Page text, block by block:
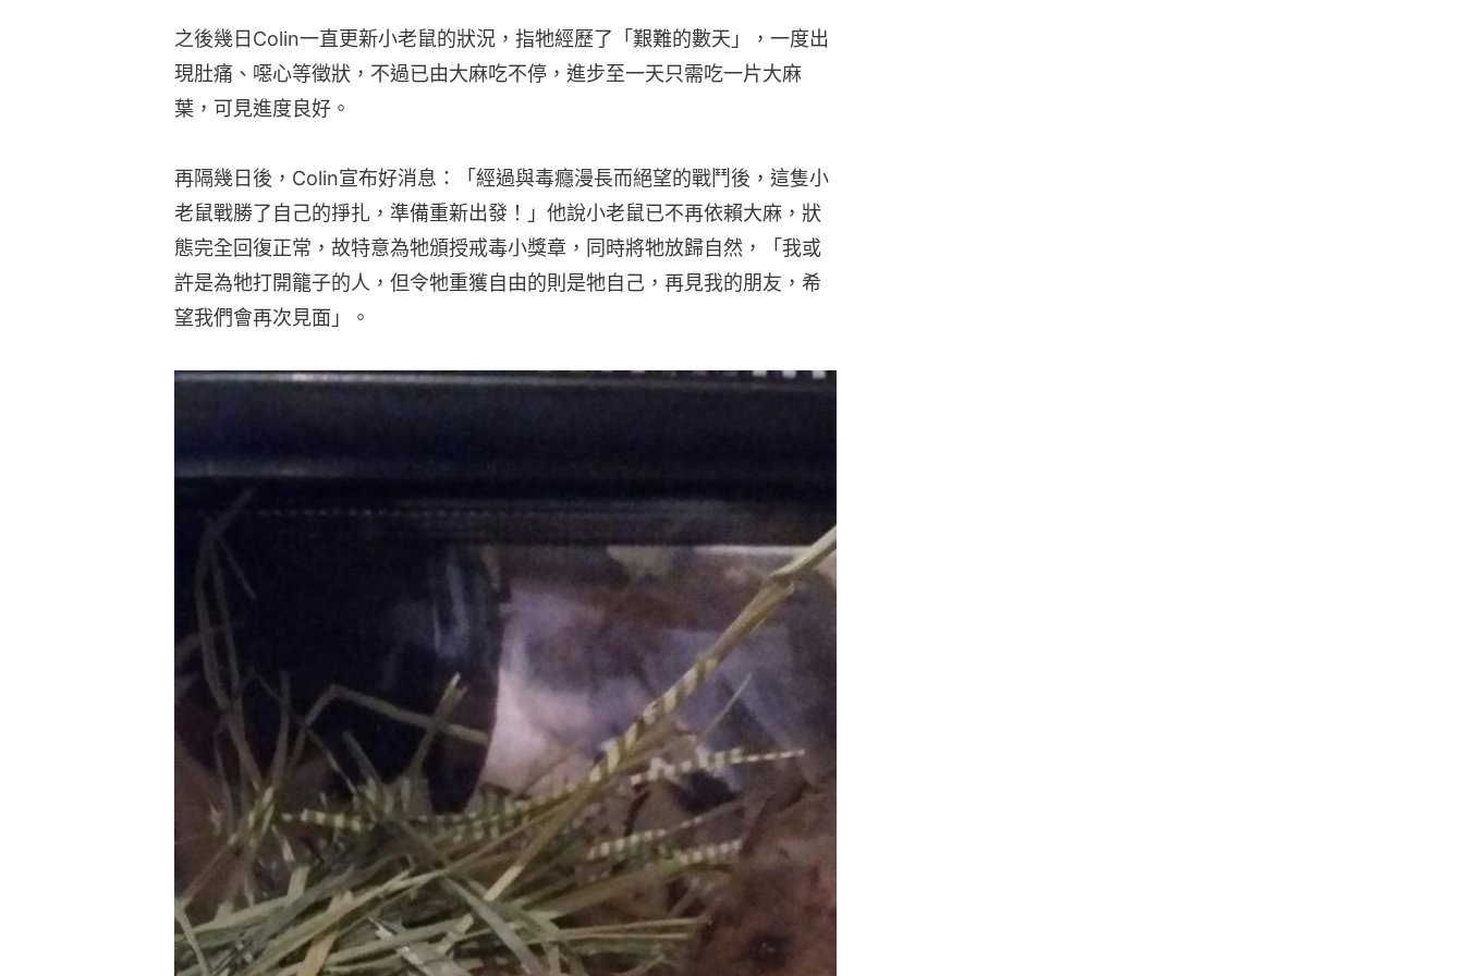
之後幾日Colin一直更新小老鼠的狀況，指牠經歷了「艱難的數天」，一度出
現肚痛、噁心等徵狀，不過已由大麻吃不停，進步至一天只需吃一片大麻
葉，可見進度良好。
再隔幾日後，Colin宣布好消息：「經過與毒癮漫長而絕望的戰鬥後，這隻小
老鼠戰勝了自己的掙扎，準備重新出發！」他說小老鼠已不再依賴大麻，狀
態完全回復正常，故特意為牠頒授戒毒小獎章，同時將牠放歸自然，「我或
許是為牠打開籠子的人，但令牠重獲自由的則是牠自己，再見我的朋友，希
望我們會再次見面」。